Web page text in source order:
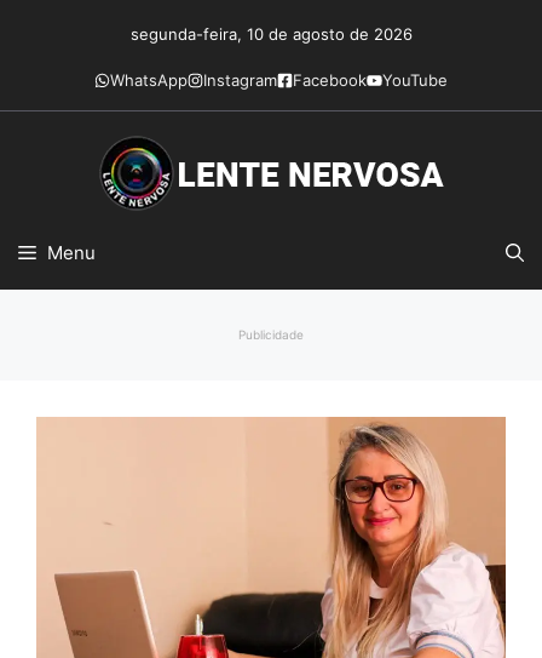
conteúdo
segunda-feira, 10 de agosto de 2026
WhatsApp Instagram Facebook YouTube
Menu
Publicidade